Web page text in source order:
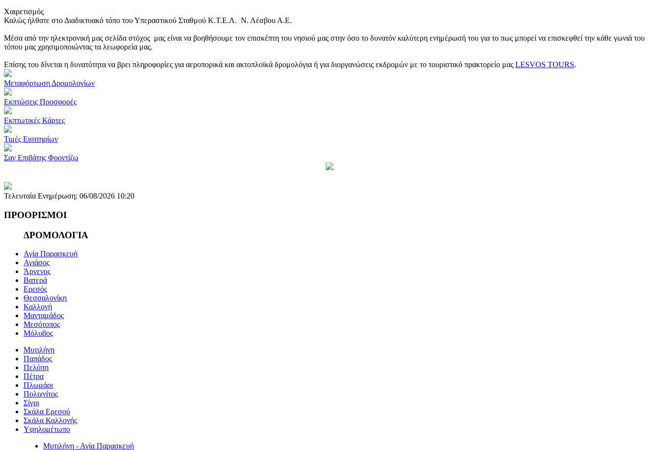
Χαιρετισμός
Καλώς ήλθατε στο Διαδικτυακό τόπο του Υπεραστικού Σταθμού Κ.Τ.Ε.Λ. Ν. Λέσβου Α.Ε.
Μέσα από την ηλεκτρονική μας σελίδα στόχος μας είναι να βοηθήσουμε τον επισκέπτη του νησιού μας στην όσο το δυνατόν καλύτερη ενημέρωσή του για το πως μπορεί να επισκεφθεί την κάθε γωνιά του
τόπου μας χρησιμοποιώντας τα λεωφορεία μας.
Επίσης του δίνεται η δυνατότητα να βρει πληροφορίες για αεροπορικά και ακτοπλοϊκά δρομολόγια ή για διοργανώσεις εκδρομών με το τουριστικό πρακτορείο μας LESVOS TOURS.
Μεταφόρτωση Δρομολογίων
Εκπτώσεις Προσφορές
Εκπτωτικές Κάρτες
Τιμές Εισιτηρίων
Σαν Επιβάτης Φροντίζω
Τελευταία Ενημέρωση: 06/08/2026 10:20
ΠΡΟΟΡΙΣΜΟΙ
ΔΡΟΜΟΛΟΓΙΑ
Αγία Παρασκευή
Αγιάσος
Άργενος
Βατερά
Ερεσός
Θεσσαλονίκη
Καλλονή
Μανταμάδος
Μεσότοπος
Μόλυβος
Μυτιλήνη
Παπάδος
Πελόπη
Πέτρα
Πλωμάρι
Πολιχνίτος
Σίγρι
Σκάλα Ερεσού
Σκάλα Καλλονής
Υψηλομέτωπο
Μυτιλήνη - Αγία Παρασκευή